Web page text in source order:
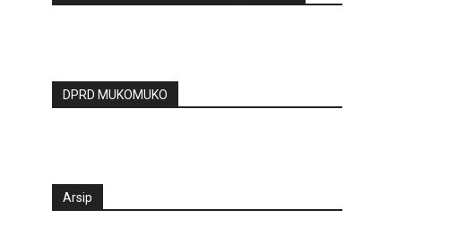
DPRD MUKOMUKO
Arsip